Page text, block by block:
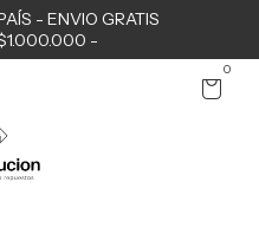
- ENVIO GRATIS
-
0